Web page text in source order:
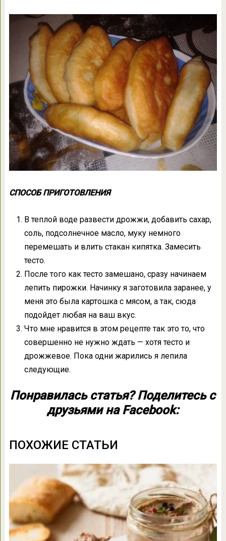
СПОСОБ ПРИГОТОВЛЕНИЯ
В теплой воде развести дрожжи, добавить сахар,
соль, подсолнечное масло, муку немного
перемешать и влить стакан кипятка. Замесить
тесто.
После того как тесто замешано, сразу начинаем
лепить пирожки. Начинку я заготовила заранее, у
меня это была картошка с мясом, а так, сюда
подойдет любая на ваш вкус.
Что мне нравится в этом рецепте так это то, что
совершенно не нужно ждать — хотя тесто и
дрожжевое. Пока одни жарились я лепила
следующие.
Понравилась статья? Поделитесь с
друзьями на Facebook:
ПОХОЖИЕ СТАТЬИ